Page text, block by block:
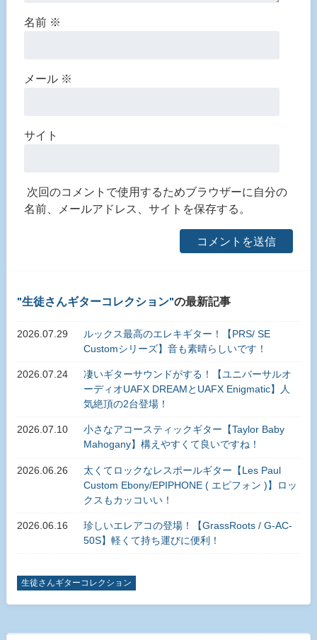
名前 ※
メール ※
サイト
次回のコメントで使用するためブラウザーに自分の
名前、メールアドレス、サイトを保存する。
生徒さんギターコレクション の最新記事
2026.07.29
ルックス最高のエレキギター！【PRS/ SE
Customシリーズ】音も素晴らしいです！
2026.07.24
凄いギターサウンドがする！【ユニバーサルオ
ーディオUAFX DREAMとUAFX Enigmatic】人
気絶頂の2台登場！
2026.07.10
小さなアコースティックギター【Taylor Baby
Mahogany】構えやすくて良いですね！
2026.06.26
太くてロックなレスポールギター【Les Paul
Custom Ebony/EPIPHONE ( エピフォン )】ロッ
クスもカッコいい！
2026.06.16
珍しいエレアコの登場！【GrassRoots / G-AC-
50S】軽くて持ち運びに便利！
生徒さんギターコレクション